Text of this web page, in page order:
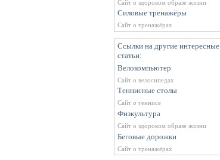
Сайт о здоровом образе жизни
Силовые тренажёры
Сайт о тренажёрах
Ссылки на другие интересные
статьи:
Велокомпьютер
Сайт о велосипедах
Теннисные столы
Сайт о теннисе
Физкультура
Сайт о здоровом образе жизни
Беговые дорожки
Сайт о тренажёрах